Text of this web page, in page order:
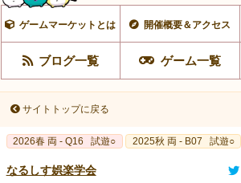
ゲームマーケットとは 開催概要＆アクセス
ブログ一覧 ゲーム一覧
サイトトップに戻る
2026春 両 - Q16 試遊○ 2025秋 両 - B07 試遊○
なるしす娯楽学会